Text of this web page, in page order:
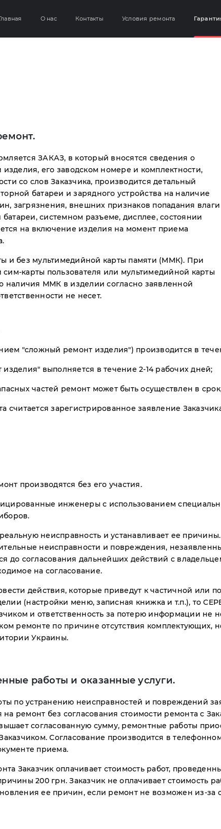
О нас Контакты Условия ремонта
ЗАКАЗ, в который вносятся сведения о
его заводском номере и комплектности,
со слов Заказчика, производится детальный
батареи и зарядного устройства на наличие
загрязнения, внешних признаков попадания влаги
батареи, системном разъеме, дисплее, состоянии
на включение изделия на момент приема
и без мультимедийной карты памяти (ММК). При
карты пользователя или мультимедийной карты
наличия ММК в изделии согласно заявленной
не несет.
"сложный ремонт изделия") производится в
выполняется в течение 2-14 рабочих дней;
частей ремонт может быть осуществлен в
зарегистрированное заявление
производятся без его участия.
инженеры с использованием
неисправность и устанавливает ее
неисправности и повреждения,
до согласования дальнейших действий с
на согласование.
действия, которые приведут к частичной или
(настройки меню, записная книжка и т.п.), то
и ответственность за потерю информации не
ремонте по причине отсутствия комплектующих,
Украины.
работы и оказанные услуги.
по устранению неисправностей и повреждений
ремонт без согласования стоимости ремонта с
согласованную сумму, ремонтные работы
Согласование производится в
приема.
Заказчик оплачивает стоимость работ,
200 грн. Заказчик не оплачивает стоимость
ее причин, если ремонт не возможен из-за